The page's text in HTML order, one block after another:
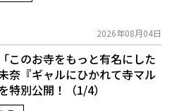
2026年08月04日
このお寺をもっと有名にした
奈『ギャルにひかれて寺マル
特別公開！（1/4）